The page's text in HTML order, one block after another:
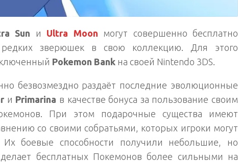
Sun и Ultra Moon могут совершенно бесплатно
зверюшек в свою коллекцию. Для этого
Pokemon Bank на своей Nintendo 3DS.
безвозмездно раздаёт последние эволюционные
и Primarina в качестве бонуса за пользование своим
При этом подарочные существа имеют
со своими собратьями, которых игроки могут
боевые способности получили небольшие, но
бесплатных Покемонов более сильными на